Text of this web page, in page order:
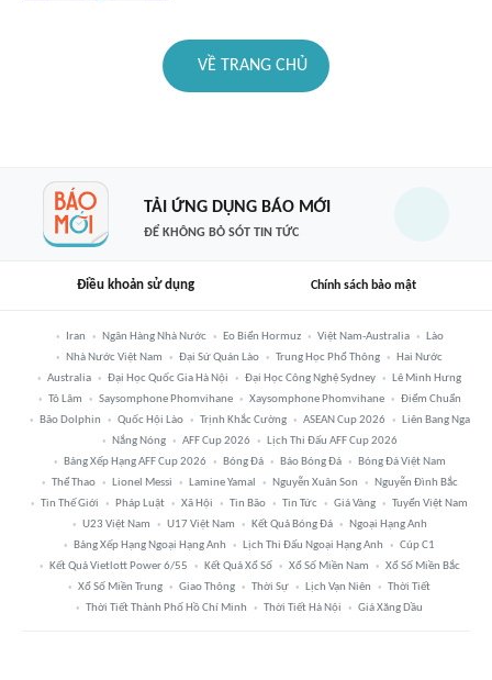
VỀ TRANG CHỦ
TẢI ỨNG DỤNG BÁO MỚI
ĐỂ KHÔNG BỎ SÓT TIN TỨC
Điều khoản sử dụng Chính sách bảo mật
Iran Ngân Hàng Nhà Nước Eo Biển Hormuz Việt Nam-Australia
Lào
Nhà Nước Việt Nam
Đại Sứ Quán Lào Trung Học Phổ Thông
Hai Nước
Australia
Đại Học Quốc Gia Hà Nội Đại Học Công Nghệ Sydney
Lê Minh Hưng
Tô Lâm
Saysomphone Phomvihane Xaysomphone Phomvihane
Điểm Chuẩn
Bão Dolphin
Quốc Hội Lào Trịnh Khắc Cường ASEAN Cup 2026
Liên Bang Nga
Nắng Nóng
AFF Cup 2026
Lịch Thi Đấu AFF Cup 2026
Bảng Xếp Hạng AFF Cup 2026
Bóng Đá Báo Bóng Đá
Bóng Đá Việt Nam
Thể Thao
Lionel Messi Lamine Yamal Nguyễn Xuân Son
Nguyễn Đình Bắc
Tin Thế Giới
Pháp Luật Xã Hội Tin Bão Tin Tức Giá Vàng
Tuyển Việt Nam
U23 Việt Nam
U17 Việt Nam Kết Quả Bóng Đá
Ngoại Hạng Anh
Bảng Xếp Hạng Ngoại Hạng Anh
Lịch Thi Đấu Ngoại Hạng Anh
Cúp C1
Kết Quả Vietlott Power 6/55
Kết Quả Xổ Số Xổ Số Miền Nam
Xổ Số Miền Bắc
Xổ Số Miền Trung
Giao Thông Thời Sự Lịch Vạn Niên
Thời Tiết
Thời Tiết Thành Phố Hồ Chí Minh
Thời Tiết Hà Nội Giá Xăng Dầu